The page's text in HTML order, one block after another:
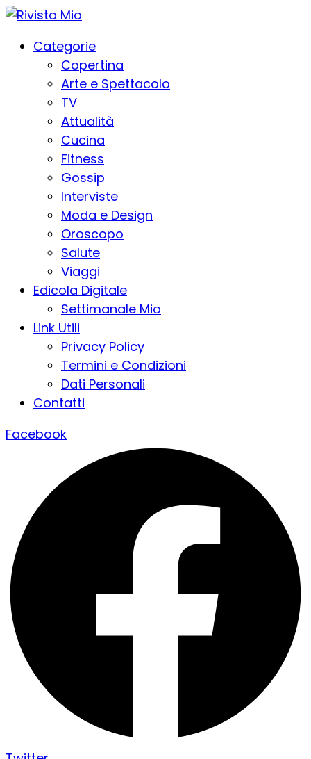
Categorie
Copertina
Arte e Spettacolo
TV
Attualità
Cucina
Fitness
Gossip
Interviste
Moda e Design
Oroscopo
Salute
Viaggi
Edicola Digitale
Settimanale Mio
Link Utili
Privacy Policy
Termini e Condizioni
Dati Personali
Contatti
Facebook